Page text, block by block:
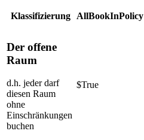
Klassifizierung AllBookInPolicy
Der offene
Raum
d.h. jeder darf
diesen Raum
ohne
Einschränkungen
buchen
$True